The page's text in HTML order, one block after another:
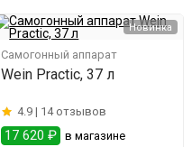
Новинка
Самогонный аппарат
Wein Practic, 37 л
4.9 | 14 отзывов
17 620 ₽ в магазине